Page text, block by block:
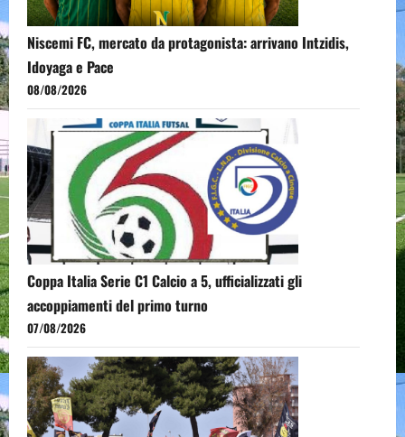
Niscemi FC, mercato da protagonista: arrivano Intzidis,
Idoyaga e Pace
08/08/2026
Coppa Italia Serie C1 Calcio a 5, ufficializzati gli
accoppiamenti del primo turno
07/08/2026